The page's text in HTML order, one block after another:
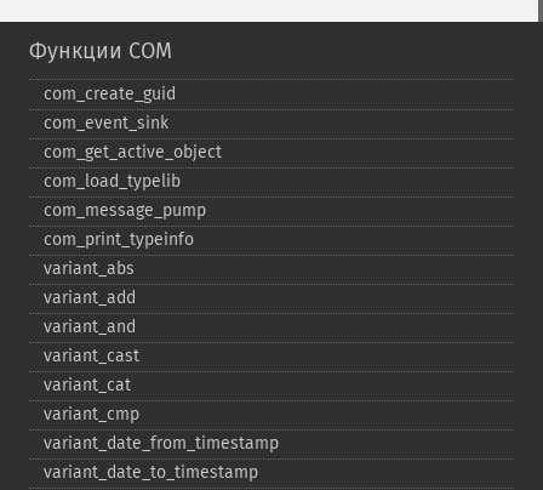
Функции COM
com_​create_​guid
com_​event_​sink
com_​get_​active_​object
com_​load_​typelib
com_​message_​pump
com_​print_​typeinfo
variant_​abs
variant_​add
variant_​and
variant_​cast
variant_​cat
variant_​cmp
variant_​date_​from_​timestamp
variant_​date_​to_​timestamp